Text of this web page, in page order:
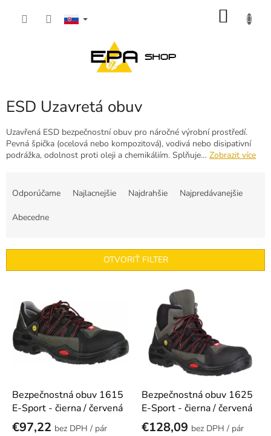
ESD Uzavretá obuv
Uzavřená ESD bezpečnostní obuv pro náročné výrobní prostředí.
Pevná špička (ocelová nebo kompozitová), vodivá nebo disipativní
podrážka, odolnost proti oleji a chemikáliím. Splňuje… Zobrazit více
p
Odporúčame Najlacnejšie Najdrahšie Najpredávanejšie
Abecedne
OTVORIŤ FILTER
Bezpečnostná obuv 1615
E-Sport - čierna / červená
€97,22
/ pár
Bezpečnostná obuv 1625
E-Sport - čierna / červená
€128,09
/ pár